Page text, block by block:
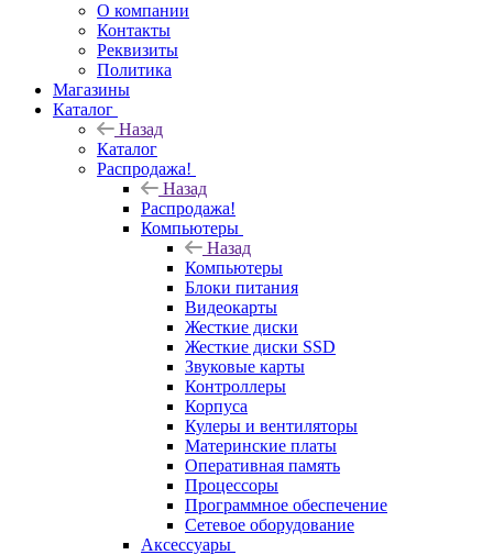
О компании
Контакты
Реквизиты
Политика
Магазины
Каталог
Назад
Каталог
Распродажа!
Назад
Распродажа!
Компьютеры
Назад
Компьютеры
Блоки питания
Видеокарты
Жесткие диски
Жесткие диски SSD
Звуковые карты
Контроллеры
Корпуса
Кулеры и вентиляторы
Материнские платы
Оперативная память
Процессоры
Программное обеспечение
Сетевое оборудование
Аксессуары